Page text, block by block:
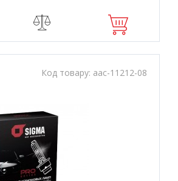
Код товару: aac-11212-08